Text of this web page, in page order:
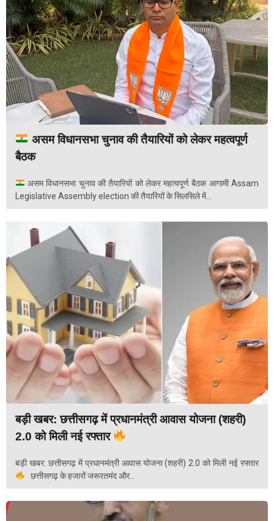
असम विधानसभा चुनाव की तैयारियों को लेकर महत्वपूर्ण
बैठक
असम विधानसभा चुनाव की तैयारियों को लेकर महत्वपूर्ण बैठक आगामी Assam
Legislative Assembly election की तैयारियों के सिलसिले में...
बड़ी खबर: छत्तीसगढ़ में प्रधानमंत्री आवास योजना (शहरी)
2.0 को मिली नई रफ्तार
बड़ी खबर: छत्तीसगढ़ में प्रधानमंत्री आवास योजना (शहरी) 2.0 को मिली नई रफ्तार
छत्तीसगढ़ के हजारों जरूरतमंद और...